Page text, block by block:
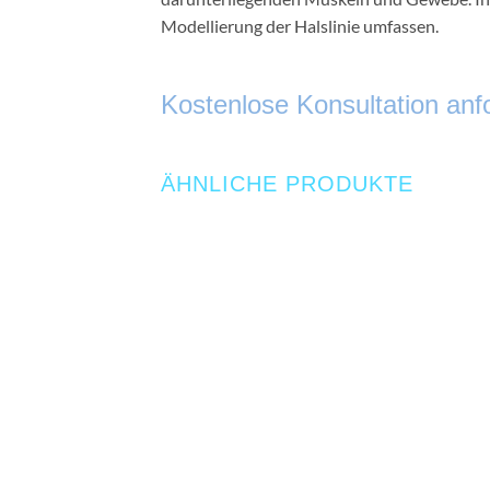
Modellierung der Halslinie umfassen.
Kostenlose Konsultation
ÄHNLICHE PRODUKTE